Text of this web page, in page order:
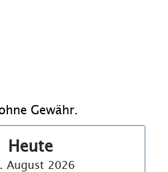
und Spielgeräte
direkt am Freibad in
Gewähr.
Heute
August 2026